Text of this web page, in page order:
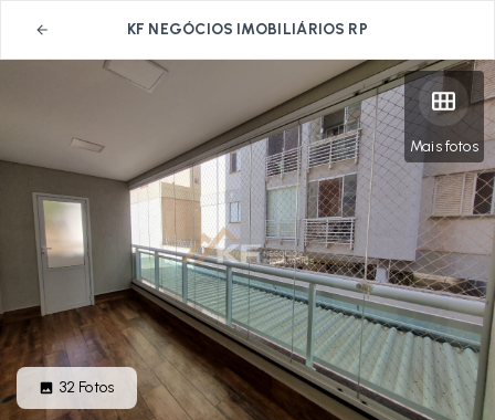
KF NEGÓCIOS IMOBILIÁRIOS RP
Mais fotos
32 Fotos